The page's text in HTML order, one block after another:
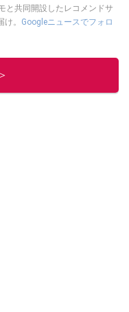
と共同開設したレコメンドサ
。 Googleニュースでフォロ
シストの他の記事を読む